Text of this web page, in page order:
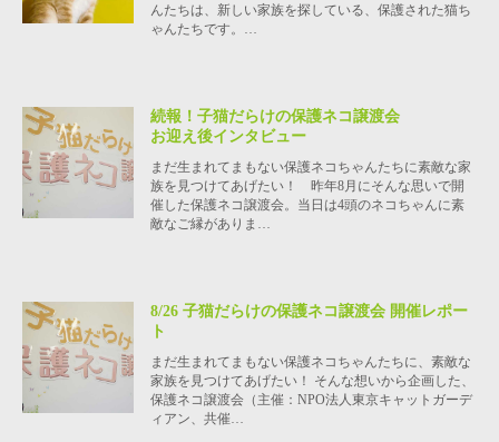
んたちは、新しい家族を探している、保護された猫ち
ゃんたちです。…
続報！子猫だらけの保護ネコ譲渡会
お迎え後インタビュー
まだ生まれてまもない保護ネコちゃんたちに素敵な家
族を見つけてあげたい！ 昨年8月にそんな思いで開
催した保護ネコ譲渡会。当日は4頭のネコちゃんに素
敵なご縁がありま…
8/26 子猫だらけの保護ネコ譲渡会 開催レポー
ト
まだ生まれてまもない保護ネコちゃんたちに、素敵な
家族を見つけてあげたい！ そんな想いから企画した、
保護ネコ譲渡会（主催：NPO法人東京キャットガーデ
ィアン、共催…